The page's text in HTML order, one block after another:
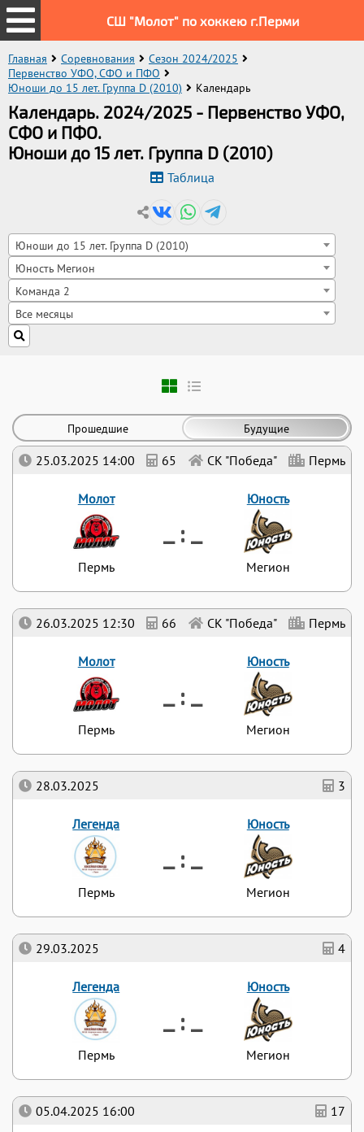
СШ "Молот" по хоккею г.Перми
Главная Соревнования
Сезон 2024/2025
Первенство УФО, СФО и ПФО
Юноши до 15 лет. Группа D (2010)
Календарь
Календарь. 2024/2025 - Первенство УФО,
СФО и ПФО.
Юноши до 15 лет. Группа D (2010)
Таблица
Юноши до 15 лет. Группа D (2010)
Юность Мегион
Команда 2
Все месяцы
Прошедшие Будущие
25.03.2025 14:00 65 СК "Победа" Пермь
Молот
Пермь
_ : _
Юность
Мегион
26.03.2025 12:30 66 СК "Победа" Пермь
Молот
Пермь
_ : _
Юность
Мегион
28.03.2025 3
Легенда
Пермь
_ : _
Юность
Мегион
29.03.2025 4
Легенда
Пермь
_ : _
Юность
Мегион
05.04.2025 16:00 17